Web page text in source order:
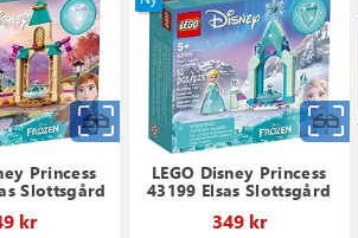
Snabbvy
Princess
Slottsgård
kr
LEGO Disney Princess
43199 Elsas Slottsgård
349 kr